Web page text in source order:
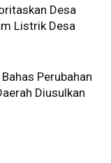
Desa
Listrik Desa
Perubahan
Diusulkan